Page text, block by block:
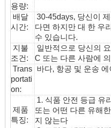
용량:
배달
시간:
30-45days, 당신이
다면 하지만 대 한 우
수 있습니다.
지불
조건:
일반적으로 당신의
C 또는 다른 사람에
Trans
portati
on:
바다, 항공 및 운송
제품
특징:
1. 식품 안전 등급 유
또는 어떤 다른 유해
지 않는다